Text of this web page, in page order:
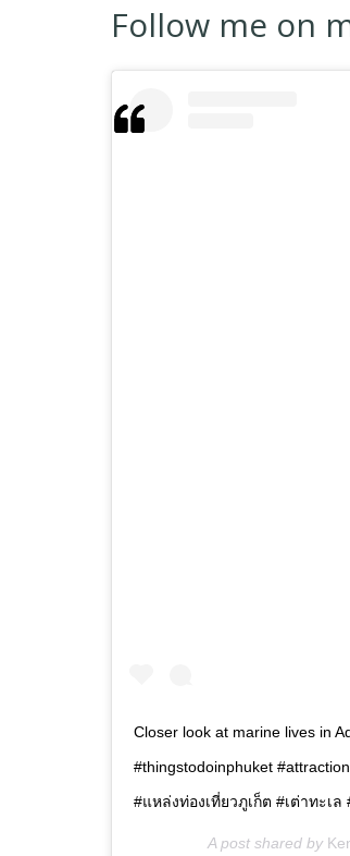
Follow me on
Closer look at marine lives in
#thingstodoinphuket
#แหล่งท่องเที่ยวภูเก็ต #เต่าทะเ
A post shared by